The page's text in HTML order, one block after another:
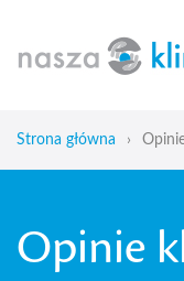
Strona główna ›
Opinie